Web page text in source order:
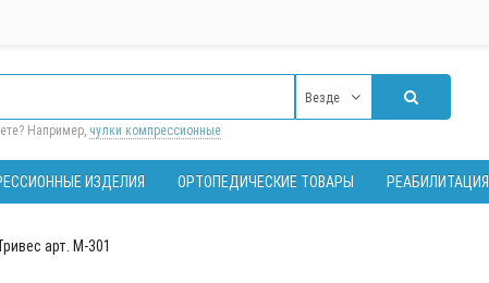
Везде
Например, чулки компрессионные
ИЗДЕЛИЯ ОРТОПЕДИЧЕСКИЕ ТОВАРЫ РЕАБИЛИТАЦИЯ
арт. М-301